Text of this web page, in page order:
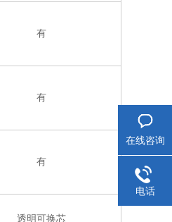
有
有
有
透明可换芯
在线咨询
电话